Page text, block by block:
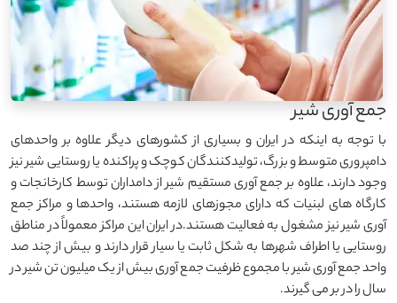
جمع آوری شیر
با توجه به اینکه در ایران و بسیاری از کشورهای دیگر علاوه بر واحدهای
دامپروری متوسط و بزرگ، تولیدکنندگان کوچک و پراکنده یا روستایی شیر نیز
وجود دارند، علاوه بر جمع آوری مستقیم شیر از دامداران توسط کارخانجات و
کارگاه های لبنیات که دارای مجوزهای لازمه هستند، واحدها و مراکز جمع
آوری شیر نیز مشغول به فعالیت هستند.در ایران این مراکز معمولاً در مناطق
روستایی یا اطراف شهرها به شکل ثابت یا سیار قرار دارند و بیش از چند صد
واحد جمع آوری شیر با مجموع ظرفیت جمع آوری بیش از یک میلیون تن شیر در
سال را در بر می گیرند.